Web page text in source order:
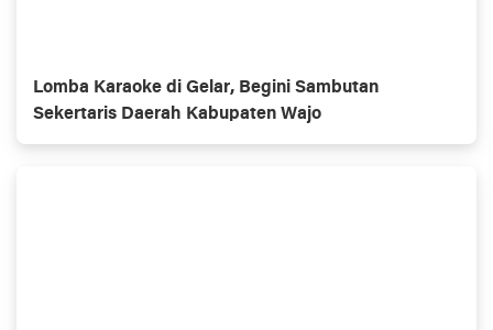
Lomba Karaoke di Gelar, Begini Sambutan
Sekertaris Daerah Kabupaten Wajo